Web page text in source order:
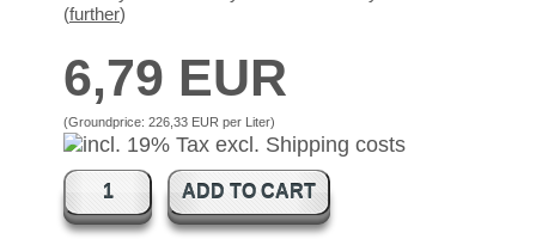
(further)
6,79 EUR
(Groundprice: 226,33 EUR per Liter)
ADD TO CART